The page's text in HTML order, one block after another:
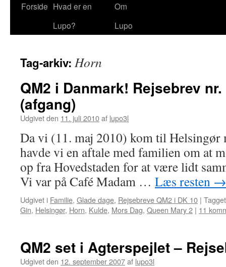
Forside Hvad er en
Lupo?
Om
Lupo
Tag-arkiv: Horn
QM2 i Danmark! Rejsebrev
(afgang)
Udgivet den 11. juli 2010af lupo3l
Da vi (11. maj 2010) kom til Helsingør
havde vi en aftale med familien om at
op fra Hovedstaden for at være lidt
Vi var på Café Madam … Læs resten →
Udgivet i Familie, Glade dage, Rejsebreve QM2 i DK 10 | Tagget
Gin, Helsingør, Horn, Kulde, Mors Dag, Queen Mary 2 | 11
QM2 set i Agterspejlet –
Udgivet den 12. september 2007af lupo3l